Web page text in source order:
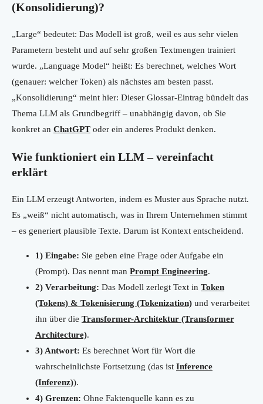
(Konsolidierung)?
„Large“ bedeutet: Das Modell ist groß, weil es aus sehr vielen
Parametern besteht und auf sehr großen Textmengen trainiert
wurde. „Language Model“ heißt: Es berechnet, welches Wort
(genauer: welcher Token) als nächstes am besten passt.
„Konsolidierung“ meint hier: Dieser Glossar-Eintrag bündelt das
Thema LLM als Grundbegriff – unabhängig davon, ob Sie
konkret an ChatGPT oder ein anderes Produkt denken.
Wie funktioniert ein LLM – vereinfacht
erklärt
Ein LLM erzeugt Antworten, indem es Muster aus Sprache nutzt.
Es „weiß“ nicht automatisch, was in Ihrem Unternehmen stimmt
– es generiert plausible Texte. Darum ist Kontext entscheidend.
1) Eingabe: Sie geben eine Frage oder Aufgabe ein
(Prompt). Das nennt man Prompt Engineering.
2) Verarbeitung: Das Modell zerlegt Text in Token
(Tokens) & Tokenisierung (Tokenization) und verarbeitet
ihn über die Transformer-Architektur (Transformer
Architecture).
3) Antwort: Es berechnet Wort für Wort die
wahrscheinlichste Fortsetzung (das ist Inference
(Inferenz)).
4) Grenzen: Ohne Faktenquelle kann es zu